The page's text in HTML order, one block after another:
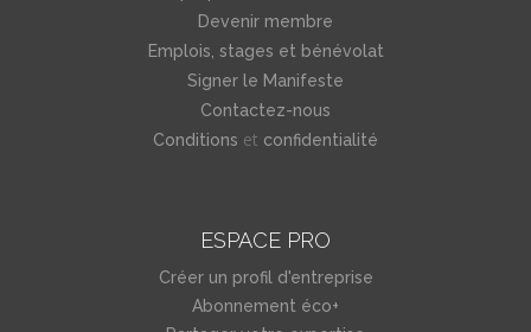
Devenir membre
Emplois, stages et bénévolat
Signer le Manifeste
Contactez-nous
Conditions et confidentialité
ESPACE PRO
Créer un profil d'entreprise
Abonnement éco+